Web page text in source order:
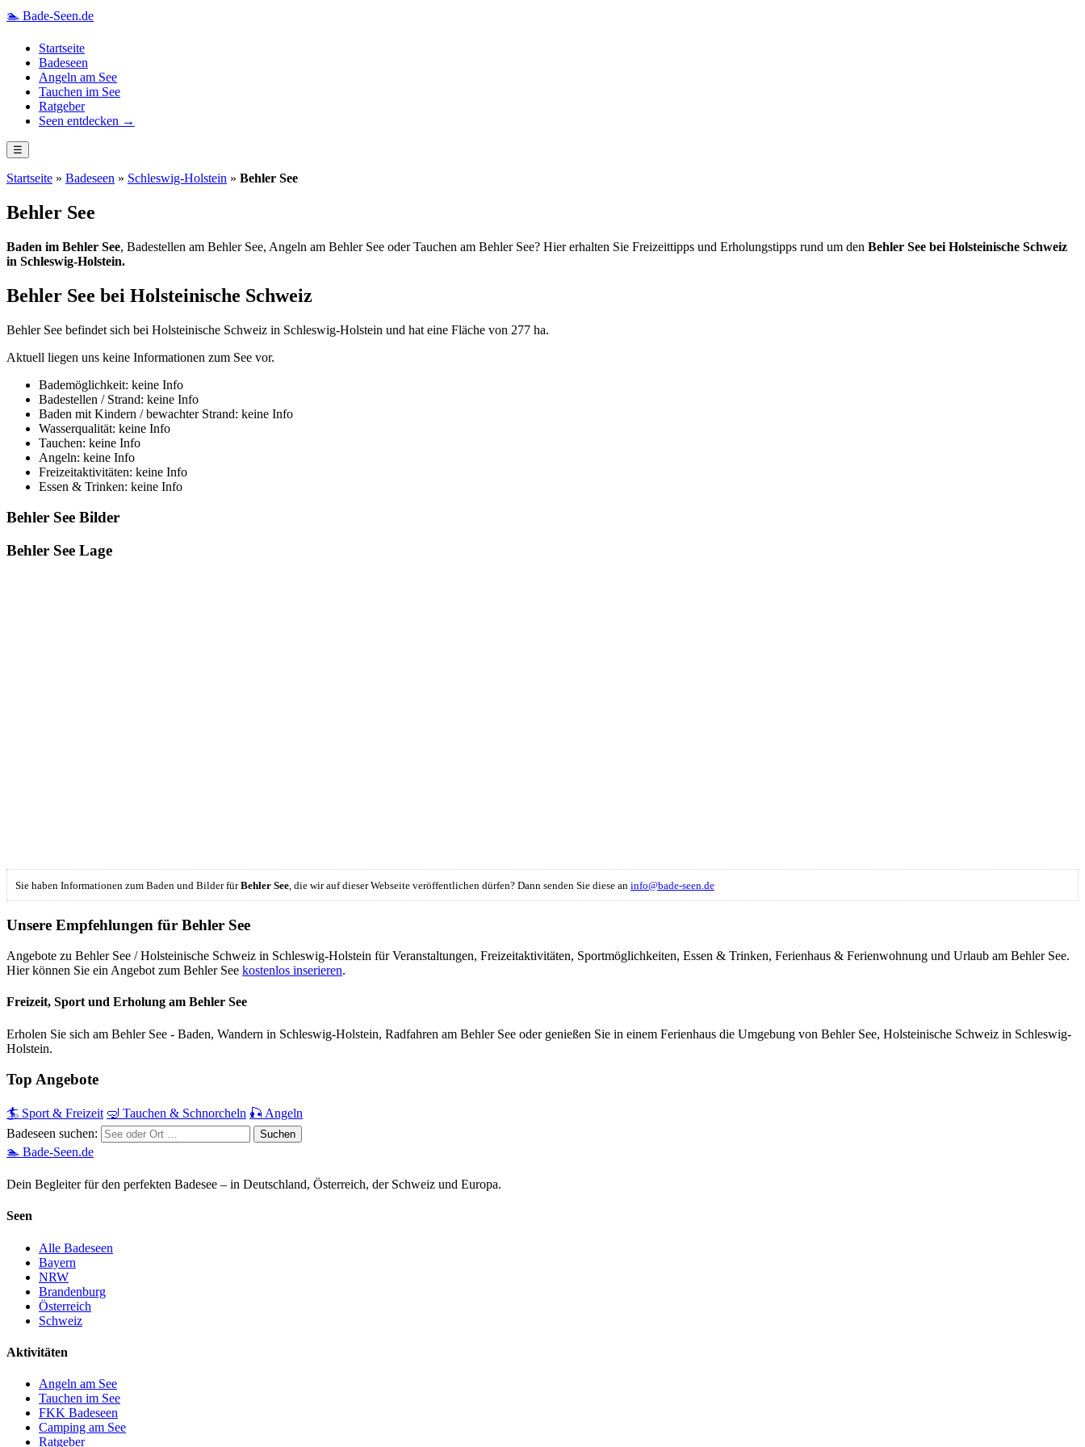
🏊 Bade-Seen.de
Startseite
Badeseen
Angeln am See
Tauchen im See
Ratgeber
Seen entdecken →
☰
Startseite » Badeseen » Schleswig-Holstein » Behler See
Behler See
Baden im Behler See, Badestellen am Behler See, Angeln am Behler See oder Tauchen am Behler See? Hier erhalten Sie Freizeittipps und Erholungstipps rund um den Behler See bei Holsteinische Schweiz
in Schleswig-Holstein.
Behler See bei Holsteinische Schweiz
Behler See befindet sich bei Holsteinische Schweiz in Schleswig-Holstein und hat eine Fläche von 277 ha.
Aktuell liegen uns keine Informationen zum See vor.
Bademöglichkeit: keine Info
Badestellen / Strand: keine Info
Baden mit Kindern / bewachter Strand: keine Info
Wasserqualität: keine Info
Tauchen: keine Info
Angeln: keine Info
Freizeitaktivitäten: keine Info
Essen & Trinken: keine Info
Behler See Bilder
Behler See Lage
Sie haben Informationen zum Baden und Bilder fürBehler See , die wir auf dieser Webseite veröffentlichen dürfen? Dann senden Sie diese an info@bade-seen.de
Unsere Empfehlungen für Behler See
Angebote zu Behler See / Holsteinische Schweiz in Schleswig-Holstein für Veranstaltungen, Freizeitaktivitäten, Sportmöglichkeiten, Essen & Trinken, Ferienhaus & Ferienwohnung und Urlaub am Behler See.
Hier können Sie ein Angebot zum Behler See kostenlos inserieren.
Freizeit, Sport und Erholung am Behler See
Erholen Sie sich am Behler See - Baden, Wandern in Schleswig-Holstein, Radfahren am Behler See oder genießen Sie in einem Ferienhaus die Umgebung von Behler See, Holsteinische Schweiz in Schleswig-
Holstein.
Top Angebote
🏄 Sport & Freizeit 🤿 Tauchen & Schnorcheln 🎣 Angeln
Badeseen suchen:
🏊 Bade-Seen.de
Dein Begleiter für den perfekten Badesee – in Deutschland, Österreich, der Schweiz und Europa.
Seen
Alle Badeseen
Bayern
NRW
Brandenburg
Österreich
Schweiz
Aktivitäten
Angeln am See
Tauchen im See
FKK Badeseen
Camping am See
Ratgeber